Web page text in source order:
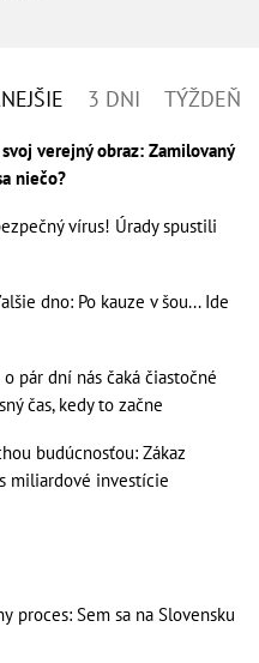
3 DNI TÝŽDEŇ
verejný obraz: Zamilovaný
niečo?
vírus! Úrady spustili
dno: Po kauze v šou... Ide
pár dní nás čaká čiastočné
čas, kedy to začne
budúcnosťou: Zákaz
miliardové investície
proces: Sem sa na Slovensku